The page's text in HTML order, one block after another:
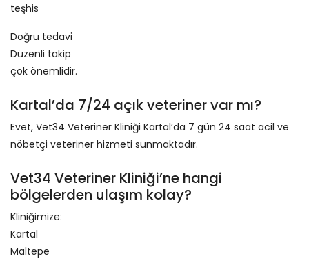
teşhis
Doğru tedavi
Düzenli takip
çok önemlidir.
Kartal’da 7/24 açık veteriner var mı?
Evet, Vet34 Veteriner Kliniği Kartal’da 7 gün 24 saat acil ve
nöbetçi veteriner hizmeti sunmaktadır.
Vet34 Veteriner Kliniği’ne hangi
bölgelerden ulaşım kolay?
Kliniğimize:
Kartal
Maltepe